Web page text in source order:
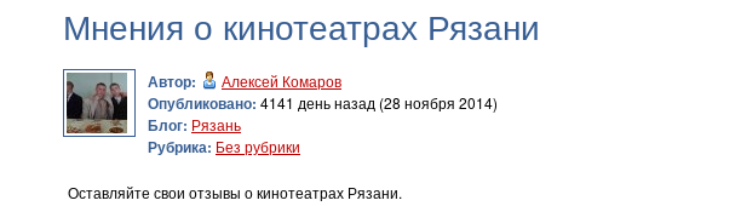
Мнения о кинотеатрах Рязани
Автор: Алексей Комаров
Опубликовано: 4141 день назад (28 ноября 2014)
Блог: Рязань
Рубрика: Без рубрики
Оставляйте свои отзывы о кинотеатрах Рязани.